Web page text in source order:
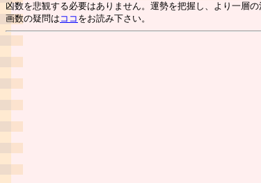
凶数を悲観する必要はありません。運勢を把握し、より一層
画数の疑問は ココ をお読み下さい。